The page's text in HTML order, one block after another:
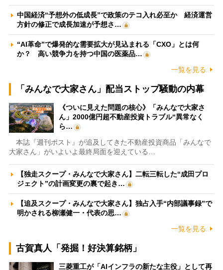
中国経済“予想外の低成長”で政策のテコ入れ必至か 経済運営
方針の修正で成長加速が予想さ…
“AI革命”で爆発的な需要拡大が見込まれる「CXO」とは何
か？ 高い競争力を持つ中国の医薬品…
一覧を見る
「みんなで大家さん」配当ストップ騒動の内幕
《ついに見えた問題の核心》「みんなで大家さ
ん」2000億円超不動産投資トラブル“異常なく
ら…
本誌『週刊ポスト』が追及してきた不動産投資商品「みんなで
大家さん」がいよいよ最終局面を迎えている…
【独走スクープ・みんなで大家さん】二転三転した“成田プロ
ジェクト”の計画変更の裏で起き…
【追及スクープ・みんなで大家さん】独占入手“内部議事録”で
明かされる柳瀬健一・代表の思…
一覧を見る
古賀真人「発掘！好決算銘柄」
三菱重工が「AIインフラの新たな主役」として再